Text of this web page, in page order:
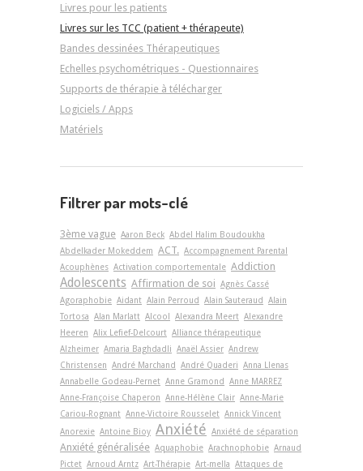
Livres pour les patients
Livres sur les TCC (patient + thérapeute)
Bandes dessinées Thérapeutiques
Echelles psychométriques - Questionnaires
Supports de thérapie à télécharger
Logiciels / Apps
Matériels
Filtrer par mots-clé
3ème vague Aaron Beck Abdel Halim Boudoukha
Abdelkader Mokeddem ACT. Accompagnement Parental
Acouphènes Activation comportementale Addiction
Adolescents Affirmation de soi Agnès Cassé
Agoraphobie Aidant Alain Perroud Alain Sauteraud Alain
Tortosa Alan Marlatt Alcool Alexandra Meert Alexandre
Heeren Alix Lefief-Delcourt Alliance thérapeutique
Alzheimer Amaria Baghdadli Anaël Assier Andrew
Christensen André Marchand André Quaderi Anna Llenas
Annabelle Godeau-Pernet Anne Gramond Anne MARREZ
Anne-Françoise Chaperon Anne-Hélène Clair Anne-Marie
Cariou-Rognant Anne-Victoire Rousselet Annick Vincent
Anorexie Antoine Bioy Anxiété Anxiété de séparation
Anxiété généralisée Aquaphobie Arachnophobie Arnaud
Pictet Arnoud Arntz Art-Thérapie Art-­mella Attaques de